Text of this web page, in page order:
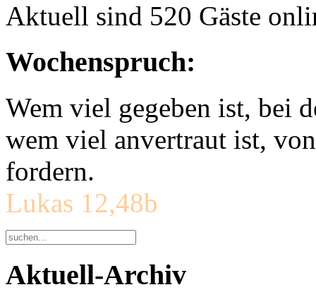
Aktuell sind 520 Gäste
Wochenspruch:
Wem viel gegeben ist, bei
wem viel anvertraut ist,
fordern.
Lukas 12,48b
Aktuell-Archiv